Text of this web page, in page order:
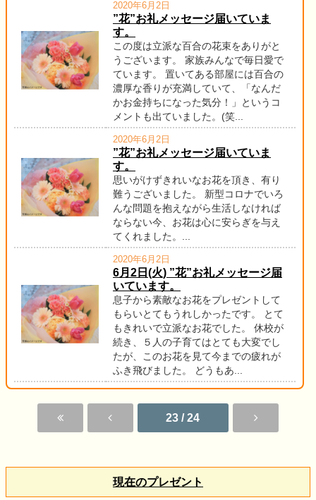
2020年6月2日
”花”お礼メッセージ届いていま
す。
この度は立派な百合の花束をありがと
うございます。 家族みんなで毎日愛で
ています。 置いてある部屋には百合の
濃厚な香りが充満していて、「なんだ
かお金持ちになった気分！」というコ
メントも出ていました。(笑...
2020年6月2日
”花”お礼メッセージ届いていま
す。
思いがけずきれいなお花を頂き、有り
難うございました。 新型コロナでいろ
んな問題を抱えながら生活しなければ
ならない今、お花は心に安らぎを与え
てくれました。...
2020年6月2日
6月2日(火) ”花”お礼メッセージ届
いています。
息子から素敵なお花をプレゼントして
もらいとてもうれしかったです。 とて
もきれいで立派なお花でした。 休校が
続き、５人の子育てはとても大変でし
たが、このお花を見て今までの疲れが
ふき飛びました。 どうもあ...
23 / 24
現在のプレゼント